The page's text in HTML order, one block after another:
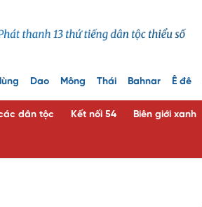
Dao Mông Thái Bahnar Ê đê
dân tộc Kết nối 54 Biên giới xanh